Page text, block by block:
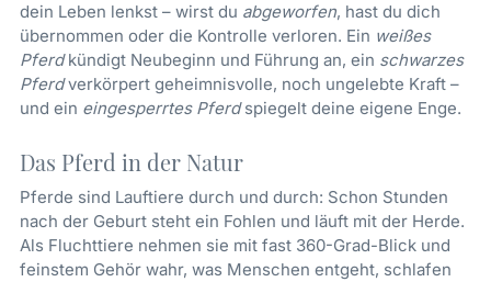
dein Leben lenkst – wirst du abgeworfen, hast du dich
übernommen oder die Kontrolle verloren. Ein weißes
Pferdkündigt Neubeginn und Führung an, ein schwarzes
Pferdverkörpert geheimnisvolle, noch ungelebte Kraft –
und ein eingesperrtes Pferdspiegelt deine eigene Enge.
Das Pferd in der Natur
Pferde sind Lauftiere durch und durch: Schon Stunden
nach der Geburt steht ein Fohlen und läuft mit der Herde.
Als Fluchttiere nehmen sie mit fast 360-Grad-Blick und
feinstem Gehör wahr, was Menschen entgeht, schlafen